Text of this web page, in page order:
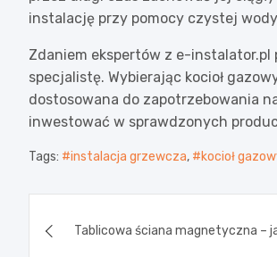
instalację przy pomocy czystej
Zdaniem ekspertów z e-instalator.pl
specjalistę. Wybierając kocioł
dostosowana do zapotrzebowania
inwestować w sprawdzonych
Tags: #instalacja grzewcza, #kocioł
wpisuTablicowa ściana magnetyczna –